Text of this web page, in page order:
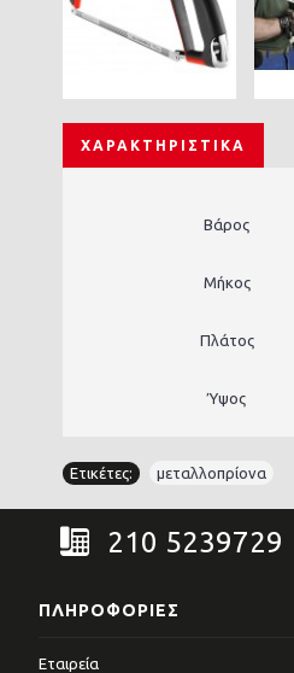
ΧΑΡΑΚΤΗΡΙΣΤΙΚΆ
Βάρος
Μήκος
Πλάτος
Ύψος
Ετικέτες: μεταλλοπρίονα
210 5239729
ΠΛΗΡΟΦΟΡΊΕΣ
Εταιρεία